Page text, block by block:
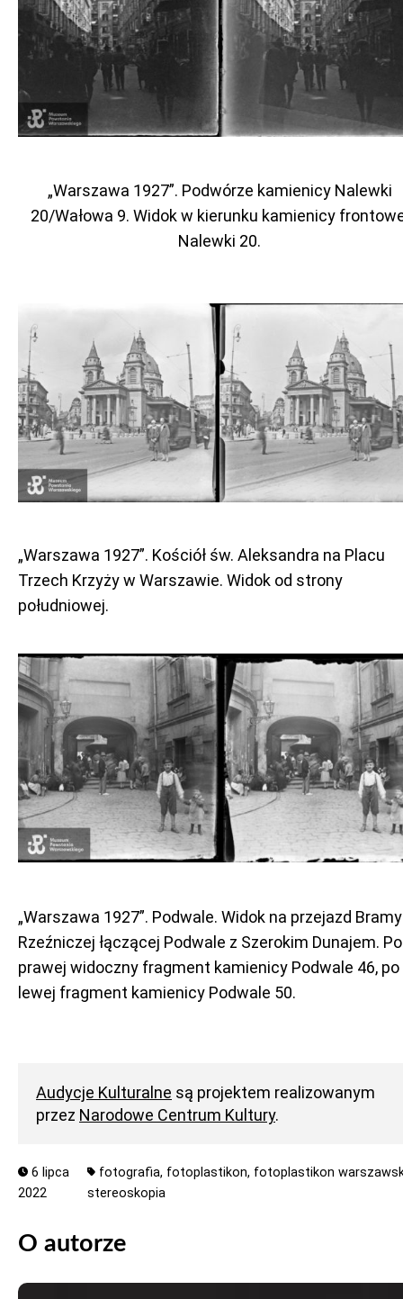
„Warszawa 1927”. Podwórze kamienicy Nalewki
20/Wałowa 9. Widok w kierunku kamienicy
Nalewki 20.
„Warszawa 1927”. Kościół św. Aleksandra na Placu
Trzech Krzyży w Warszawie. Widok od strony
południowej.
„Warszawa 1927”. Podwale. Widok na przejazd Bramy
Rzeźniczej łączącej Podwale z Szerokim Dunajem. Po
prawej widoczny fragment kamienicy Podwale 46, po
lewej fragment kamienicy Podwale 50.
Audycje Kulturalne są projektem realizowanym
przez Narodowe Centrum Kultury.
6 lipca
2022
fotografia, fotoplastikon, fotoplastikon
stereoskopia
O autorze